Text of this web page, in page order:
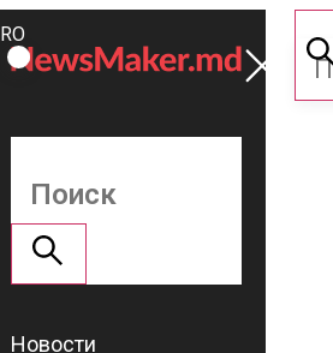
ROMÂNĂ
RU
Поддержать
NM
Новости